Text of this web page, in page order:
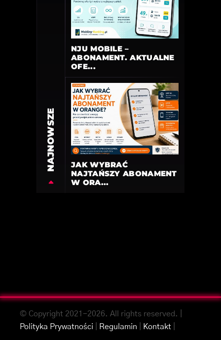
NAJNOWSZE
NJU MOBILE –
ABONAMENT. AKTUALNE
OFE...
JAK WYBRAĆ
NAJTAŃSZY ABONAMENT
W ORA...
© Copyright 2021-2026. All rights reserved. |
Polityka Prywatności
Regulamin Kontakt